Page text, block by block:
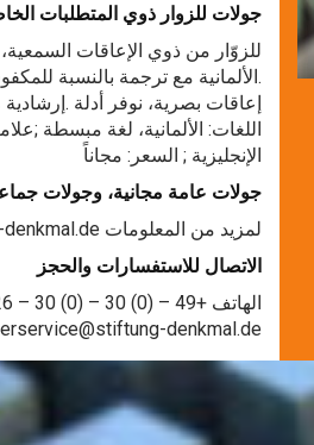
جولات للزوار ذوي المتطلبات
للزوّار من ذوي الإعاقات
.الألمانية مع ترجمة بالنسبة
إعاقات بصرية، نوفر أدلة
اللغات: الألمانية، لغة مبسطة
الإنجليزية ; السعر: مجاناً
جولات عامة مجانية، وجولات
! يُرجى زيارة www.stiftung-denkmal.de لمزيد من المعلومات
الاتصال للاستفسارات والحجز
الهاتف +49 – (0) 30 – (0) 30 – 26 39 39 43 -36
denkmal.de